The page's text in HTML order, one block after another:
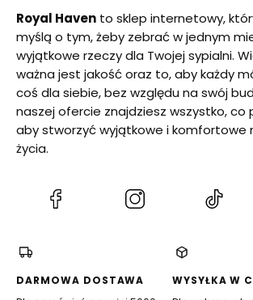
Royal Haven to sklep internetowy,
myślą o tym, żeby zebrać w jednym
wyjątkowe rzeczy dla Twojej sypialni.
ważna jest jakość oraz to, aby każdy
coś dla siebie, bez względu na swój
naszej ofercie znajdziesz wszystko, co
aby stworzyć wyjątkowe i komfortowe
życia.
(Otwiera
nowej
DARMOWA DOSTAWA
WYSYŁKA W